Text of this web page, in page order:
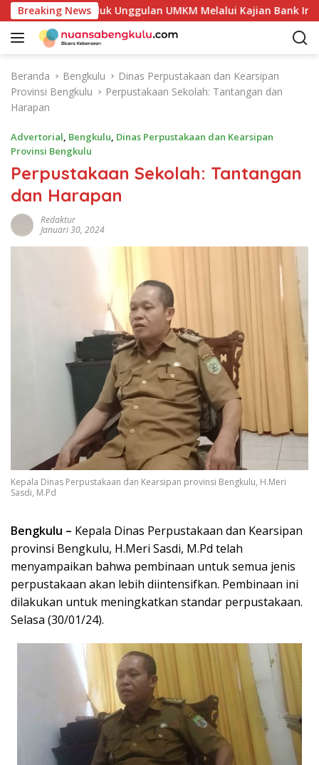
a
Breaking News
Produk Unggulan UMKM Melalui Kajian Bank Indonesia
Beranda Bengkulu
Dinas Perpustakaan dan Kearsipan
Provinsi Bengkulu
Perpustakaan Sekolah: Tantangan dan
Harapan
Advertorial, Bengkulu, Dinas Perpustakaan dan Kearsipan
Provinsi Bengkulu
Perpustakaan Sekolah: Tantangan
dan Harapan
Redaktur
Januari 30, 2024
Kepala Dinas Perpustakaan dan Kearsipan provinsi Bengkulu, H.Meri
Sasdi, M.Pd
Bengkulu – Kepala Dinas Perpustakaan dan Kearsipan
provinsi Bengkulu, H.Meri Sasdi, M.Pd telah
menyampaikan bahwa pembinaan untuk semua jenis
perpustakaan akan lebih diintensifkan. Pembinaan ini
dilakukan untuk meningkatkan standar perpustakaan.
Selasa (30/01/24).